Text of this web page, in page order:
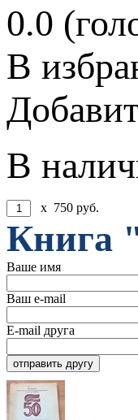
0.0
В
В
x 750 руб.
Книга
Ваше имя
Ваш e-mail
E-mail друга